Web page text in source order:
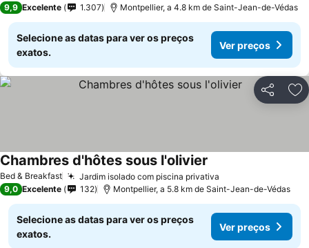
9,9 Excelente 1.307 Montpellier, a 4.8 km de Saint-Jean-de-Védas
Selecione as datas para ver os preços
exatos.
Ver preços
Partilhar
Bed & Breakfast Jardim isolado com piscina privativa
Chambres d'hôtes sous l'olivier
9,0 Excelente 132 Montpellier, a 5.8 km de Saint-Jean-de-Védas
Selecione as datas para ver os preços
exatos.
Ver preços